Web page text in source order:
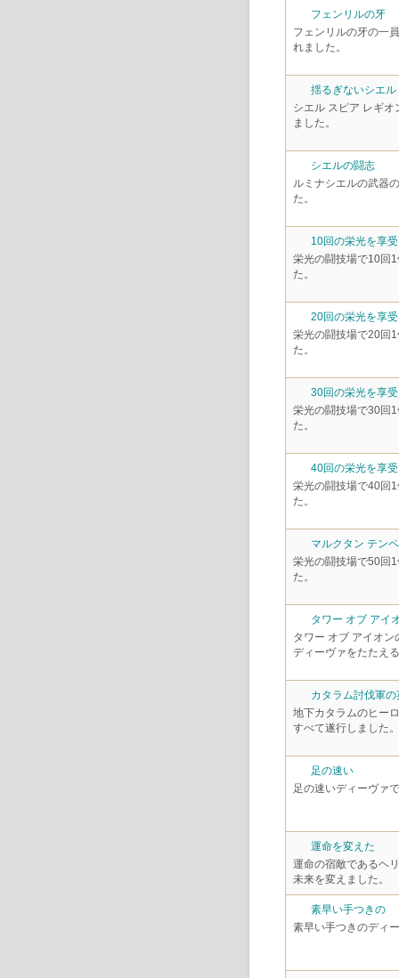
フェンリルの牙
フェンリルの牙の一
れました。
揺るぎないシエル
シエル スピア レギオ
ました。
シエルの闘志
ルミナシエルの武器
た。
10回の栄光を享
栄光の闘技場で10回
た。
20回の栄光を享
栄光の闘技場で20回
た。
30回の栄光を享
栄光の闘技場で30回
た。
40回の栄光を享
栄光の闘技場で40回
た。
マルクタン テン
栄光の闘技場で50回
た。
タワー オブ アイ
タワー オブ アイオン
ディーヴァをたたえ
カタラム討伐軍の
地下カタラムのヒー
すべて遂行しました。
足の速い
足の速いディーヴァ
運命を変えた
運命の宿敵であるヘ
未来を変えました。
素早い手つきの
素早い手つきのディ